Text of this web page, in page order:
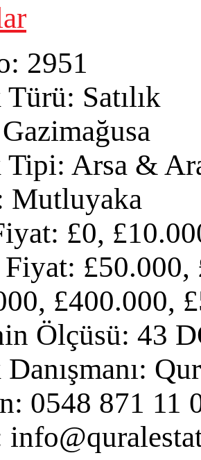
2951
Türü: Satılık
Gazimağusa
Tipi: Arsa &
Mutluyaka
£0,
£50.000,
£400.000,
Ölçüsü: 43
0548 871 11